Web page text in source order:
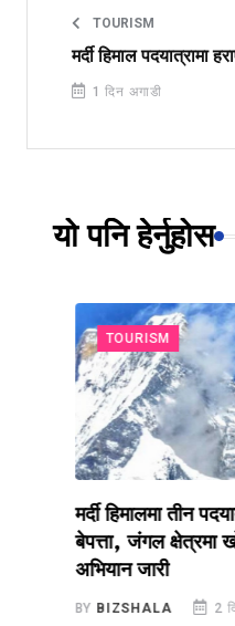
TOURISM
मर्दी हिमाल
1 दिन अगाडी
यो पनि हेर्नुहोस
TOURISM
मर्दी हिमालमा तीन पदयात्री
बेपत्ता, जंगल क्षेत्रमा
अभियान जारी
BIZSHALA 2 दिन